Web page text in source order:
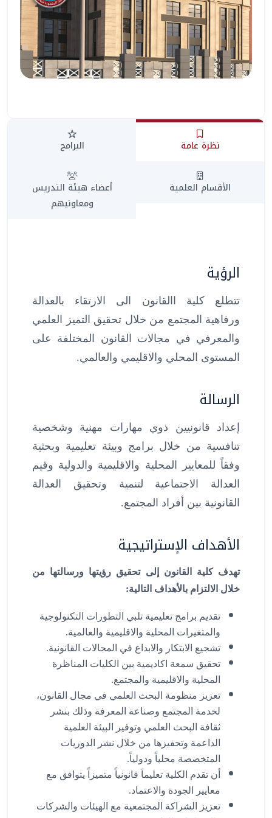
نظرة عامة البرامج
الأقسام العلمية
أعضاء هيئة التدريس
ومعاونيهم
الرؤية
تتطلع كلية االقانون الى الارتقاء بالعدالة
ورفاهية المجتمع من خلال تحقيق التميز العلمي
والمعرفي في مجالات القانون المختلفة على
المستوى المحلي والاقليمي والعالمي.
الرسالة
إعداد قانونيين ذوي مهارات مهنية وشخصية
تنافسية من خلال برامج وبيئة تعليمية وبحثية
وفقاً للمعايير المحلية والاقليمية والدولية وقيم
العدالة الاجتماعية لتنمية وتحقيق العدالة
القانونية بين أفراد المجتمع.
الأهداف الإستراتيجية
تهدف كلية القانون إلى تحقيق رؤيتها ورسالتها من
خلال الالتزام بالأهداف التالية:
تقديم برامج تعليمية تلبي التطورات التكنولوجية
والمتغيرات المحلية والاقليمية والعالمية.
تشجيع الابتكار والابداع في المجالات القانونية.
تحقيق سمعة اكاديمية بين الكليات المناظرة
المحلية والاقليمية والمجتمع.
تعزيز منظومة البحث العلمي في مجال القانون،
لخدمة المجتمع وصناعة المعرفة وذلك بنشر
ثقافة البحث العلمي وتوفير البيئة العلمية
الداعمة وتحفيزها من خلال نشر الدوريات
المتخصصة محلياً ودولياً.
أن تقدم الكلية تعليماَ قانونياً متميزاً يتوافق مع
معايير الجودة والاعتماد.
تعزيز الشراكة المجتمعية مع الهيئات والشركات
المساعد الذكي (NMU)